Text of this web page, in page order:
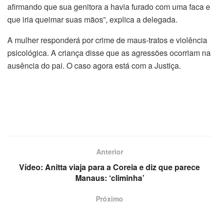
afirmando que sua genitora a havia furado com uma faca e
que iria queimar suas mãos”, explica a delegada.
A mulher responderá por crime de maus-tratos e violência
psicológica. A criança disse que as agressões ocorriam na
ausência do pai. O caso agora está com a Justiça.
Anterior
Vídeo: Anitta viaja para a Coreia e diz que parece
Manaus: ‘climinha’
Próximo